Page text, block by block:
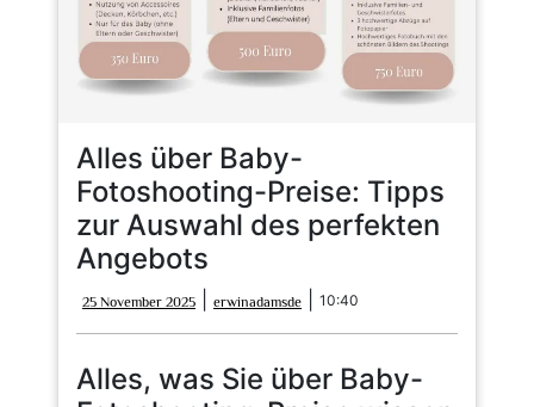
Alles über Baby-
Fotoshooting-Preise: Tipps
zur Auswahl des perfekten
Angebots
25 November 2025
November
2025
erwinadamsde erwinadamsde
10:40
Alles, was Sie über Baby-